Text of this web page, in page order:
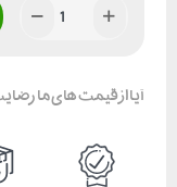
آیا از قیمت های ما